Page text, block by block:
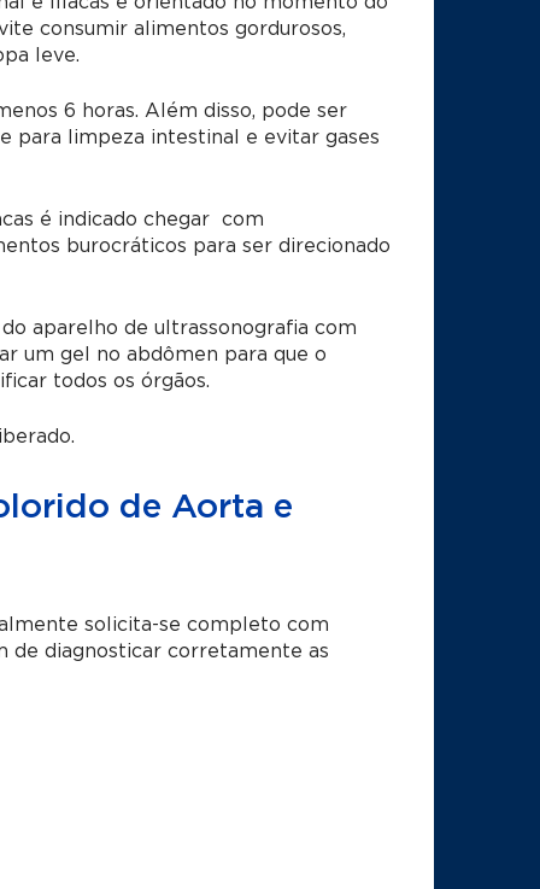
consumir alimentos gordurosos,
leve.
6 horas. Além disso, pode ser
para limpeza intestinal e evitar gases
é indicado chegar com
burocráticos para ser direcionado
aparelho de ultrassonografia com
um gel no abdômen para que o
todos os órgãos.
de Aorta e
solicita-se completo com
de diagnosticar corretamente as